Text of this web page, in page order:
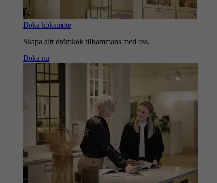
Boka köksmöte
Skapa ditt drömkök tillsammans med oss.
Boka nu